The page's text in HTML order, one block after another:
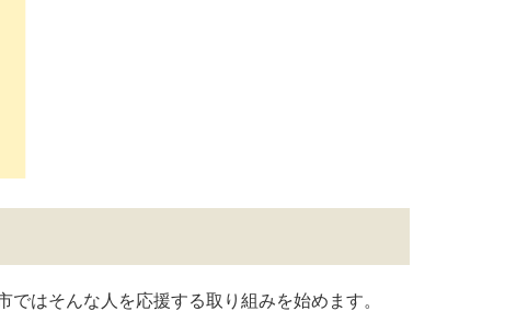
はそんな人を応援する取り組みを始めます。